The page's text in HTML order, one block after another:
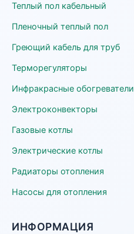
Теплый пол кабельный
Пленочный теплый пол
Греющий кабель для труб
Терморегуляторы
Инфракрасные обогреватели
Электроконвекторы
Газовые котлы
Электрические котлы
Радиаторы отопления
Насосы для отопления
ИНФОРМАЦИЯ